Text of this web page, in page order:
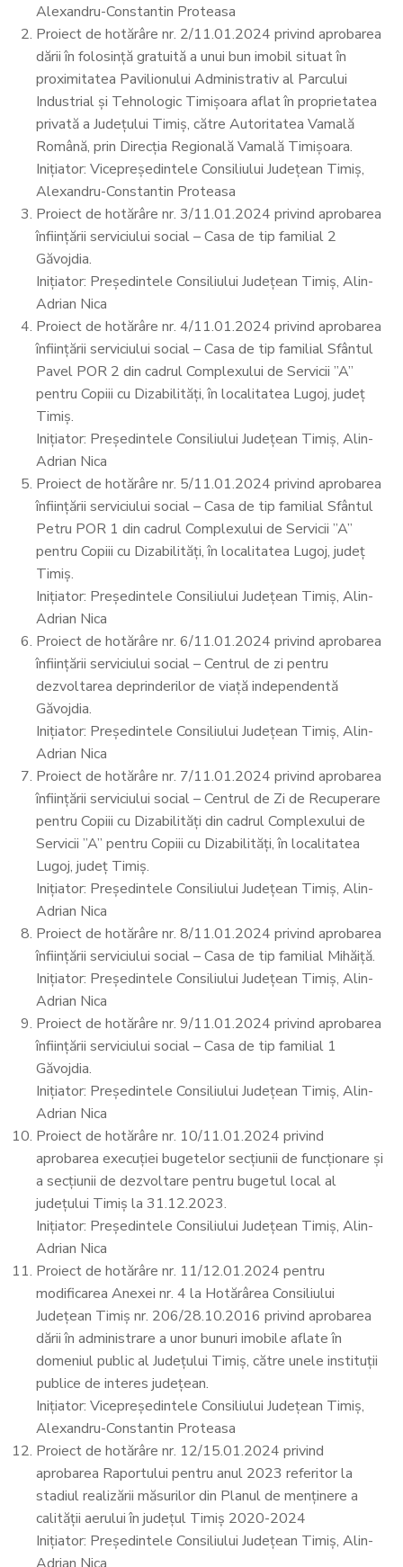
Alexandru-Constantin Proteasa
Proiect de hotărâre nr. 2/11.01.2024 privind aprobarea
dării în folosință gratuită a unui bun imobil situat în
proximitatea Pavilionului Administrativ al Parcului
Industrial și Tehnologic Timișoara aflat în proprietatea
privată a Județului Timiș, către Autoritatea Vamală
Română, prin Direcția Regională Vamală Timișoara.
Inițiator: Vicepreședintele Consiliului Județean Timiș,
Alexandru-Constantin Proteasa
Proiect de hotărâre nr. 3/11.01.2024 privind aprobarea
înființării serviciului social – Casa de tip familial 2
Găvojdia.
Inițiator: Președintele Consiliului Județean Timiș, Alin-
Adrian Nica
Proiect de hotărâre nr. 4/11.01.2024 privind aprobarea
înființării serviciului social – Casa de tip familial Sfântul
Pavel POR 2 din cadrul Complexului de Servicii ’’A’’
pentru Copiii cu Dizabilități, în localitatea Lugoj, județ
Timiș.
Inițiator: Președintele Consiliului Județean Timiș, Alin-
Adrian Nica
Proiect de hotărâre nr. 5/11.01.2024 privind aprobarea
înființării serviciului social – Casa de tip familial Sfântul
Petru POR 1 din cadrul Complexului de Servicii ’’A’’
pentru Copiii cu Dizabilități, în localitatea Lugoj, județ
Timiș.
Inițiator: Președintele Consiliului Județean Timiș, Alin-
Adrian Nica
Proiect de hotărâre nr. 6/11.01.2024 privind aprobarea
înființării serviciului social – Centrul de zi pentru
dezvoltarea deprinderilor de viață independentă
Găvojdia.
Inițiator: Președintele Consiliului Județean Timiș, Alin-
Adrian Nica
Proiect de hotărâre nr. 7/11.01.2024 privind aprobarea
înființării serviciului social – Centrul de Zi de Recuperare
pentru Copiii cu Dizabilități din cadrul Complexului de
Servicii ’’A’’ pentru Copiii cu Dizabilități, în localitatea
Lugoj, județ Timiș.
Inițiator: Președintele Consiliului Județean Timiș, Alin-
Adrian Nica
Proiect de hotărâre nr. 8/11.01.2024 privind aprobarea
înființării serviciului social – Casa de tip familial Mihăiță.
Inițiator: Președintele Consiliului Județean Timiș, Alin-
Adrian Nica
Proiect de hotărâre nr. 9/11.01.2024 privind aprobarea
înființării serviciului social – Casa de tip familial 1
Găvojdia.
Inițiator: Președintele Consiliului Județean Timiș, Alin-
Adrian Nica
Proiect de hotărâre nr. 10/11.01.2024 privind
aprobarea execuției bugetelor secțiunii de funcționare și
a secțiunii de dezvoltare pentru bugetul local al
județului Timiș la 31.12.2023.
Inițiator: Președintele Consiliului Județean Timiș, Alin-
Adrian Nica
Proiect de hotărâre nr. 11/12.01.2024 pentru
modificarea Anexei nr. 4 la Hotărârea Consiliului
Județean Timiș nr. 206/28.10.2016 privind aprobarea
dării în administrare a unor bunuri imobile aflate în
domeniul public al Județului Timiș, către unele instituții
publice de interes județean.
Inițiator: Vicepreședintele Consiliului Județean Timiș,
Alexandru-Constantin Proteasa
Proiect de hotărâre nr. 12/15.01.2024 privind
aprobarea Raportului pentru anul 2023 referitor la
stadiul realizării măsurilor din Planul de menținere a
calității aerului în județul Timiș 2020-2024
Inițiator: Președintele Consiliului Județean Timiș, Alin-